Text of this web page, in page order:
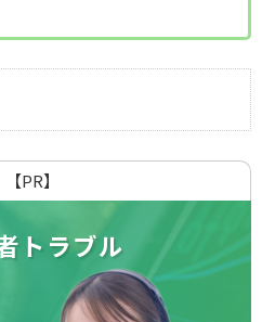
【PR】
トラブル